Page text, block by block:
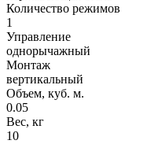
Количество режимов
1
Управление
однорычажный
Монтаж
вертикальный
Объем, куб. м.
0.05
Вес, кг
10